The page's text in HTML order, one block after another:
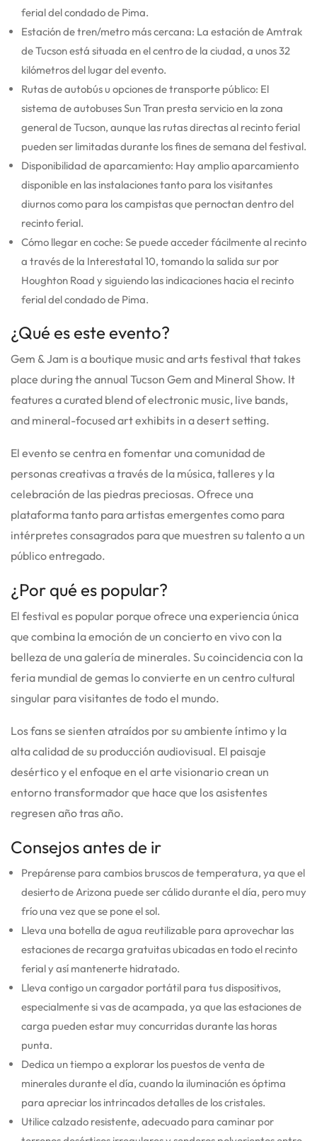
ferial del condado de Pima.
Estación de tren/metro más cercana: La estación de Amtrak
de Tucson está situada en el centro de la ciudad, a unos 32
kilómetros del lugar del evento.
Rutas de autobús u opciones de transporte público: El
sistema de autobuses Sun Tran presta servicio en la zona
general de Tucson, aunque las rutas directas al recinto ferial
pueden ser limitadas durante los fines de semana del festival.
Disponibilidad de aparcamiento: Hay amplio aparcamiento
disponible en las instalaciones tanto para los visitantes
diurnos como para los campistas que pernoctan dentro del
recinto ferial.
Cómo llegar en coche: Se puede acceder fácilmente al recinto
a través de la Interestatal 10, tomando la salida sur por
Houghton Road y siguiendo las indicaciones hacia el recinto
ferial del condado de Pima.
¿Qué es este evento?
Gem & Jam is a boutique music and arts festival that takes
place during the annual Tucson Gem and Mineral Show. It
features a curated blend of electronic music, live bands,
and mineral-focused art exhibits in a desert setting.
El evento se centra en fomentar una comunidad de
personas creativas a través de la música, talleres y la
celebración de las piedras preciosas. Ofrece una
plataforma tanto para artistas emergentes como para
intérpretes consagrados para que muestren su talento a un
público entregado.
¿Por qué es popular?
El festival es popular porque ofrece una experiencia única
que combina la emoción de un concierto en vivo con la
belleza de una galería de minerales. Su coincidencia con la
feria mundial de gemas lo convierte en un centro cultural
singular para visitantes de todo el mundo.
Los fans se sienten atraídos por su ambiente íntimo y la
alta calidad de su producción audiovisual. El paisaje
desértico y el enfoque en el arte visionario crean un
entorno transformador que hace que los asistentes
regresen año tras año.
Consejos antes de ir
Prepárense para cambios bruscos de temperatura, ya que el
desierto de Arizona puede ser cálido durante el día, pero muy
frío una vez que se pone el sol.
Lleva una botella de agua reutilizable para aprovechar las
estaciones de recarga gratuitas ubicadas en todo el recinto
ferial y así mantenerte hidratado.
Lleva contigo un cargador portátil para tus dispositivos,
especialmente si vas de acampada, ya que las estaciones de
carga pueden estar muy concurridas durante las horas
punta.
Dedica un tiempo a explorar los puestos de venta de
minerales durante el día, cuando la iluminación es óptima
para apreciar los intrincados detalles de los cristales.
Utilice calzado resistente, adecuado para caminar por